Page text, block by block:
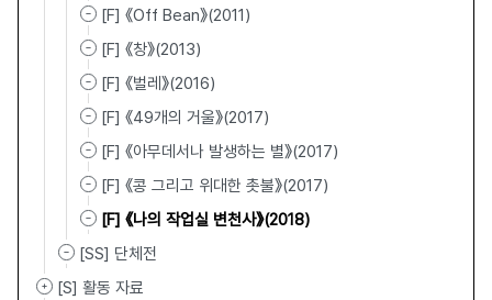
[F] 《Off Bean》(2011)
[F] 《창》(2013)
[F] 《벌레》(2016)
[F] 《49개의 거울》(2017)
[F] 《아무데서나 발생하는 별》(2017)
[F] 《콩 그리고 위대한 촛불》(2017)
[F] 《나의 작업실 변천사》(2018)
[SS] 단체전
[S] 활동 자료